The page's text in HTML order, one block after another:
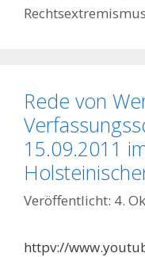
Rechtsextremismus
Rede von
15.09.2011
4.
httpv://